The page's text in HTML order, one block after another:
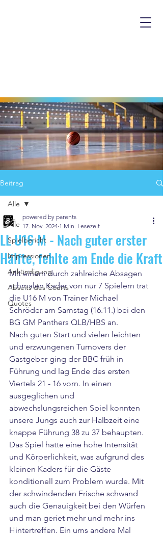
Beitrag
Alle
Spielbericht
Impressionen
Ankündigung
Abseits des Courts
Quotes
Alle
LL U16 M - Nach guter erster
Hälfte, fehlte am Ende die Kraft
powered by parents
17. Nov. 2024 1 Min. Lesezeit
Mit einem durch zahlreiche Absagen
schmalen Kader von nur 7 Spielern trat
die U16 M von Trainer Michael
Schröder am Samstag (16.11.) bei den
BG GM Panthers QLB/HBS an.
Nach guten Start und vielen leichten
und erzwungenen Turnovers der
Gastgeber ging der BBC früh in
Führung und lag Ende des ersten
Viertels 21 - 16 vorn. In einen
ausgeglichen und
abwechslungsreichen Spiel konnten
unsere Jungs auch zur Halbzeit eine
knappe Führung 38 zu 37 behaupten.
Das Spiel hatte eine hohe Intensität
und Körperlichkeit, was aufgrund des
kleinen Kaders für die Gäste
konditionell zum Problem wurde. Mit
der schwindenden Frische schwand
auch die Genauigkeit bei den Würfen
und man geriet mehr und mehr ins
Hintertreffen. Ein ums andere Mal